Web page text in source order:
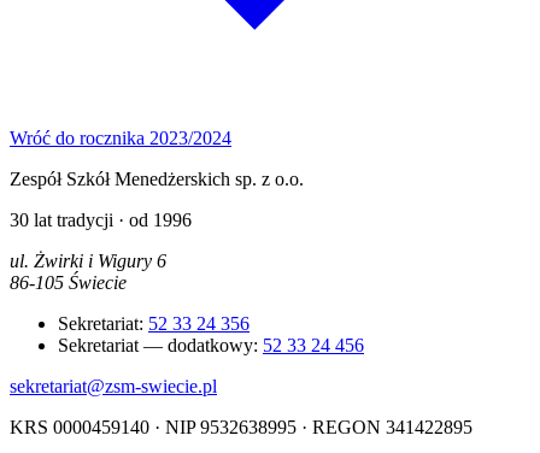
Wróć do rocznika 2023/2024
Zespół Szkół Menedżerskich sp. z o.o.
30 lat tradycji · od 1996
ul. Żwirki i Wigury 6
86-105 Świecie
Sekretariat: 52 33 24 356
Sekretariat — dodatkowy: 52 33 24 456
sekretariat@zsm-swiecie.pl
KRS 0000459140 · NIP 9532638995 · REGON 341422895